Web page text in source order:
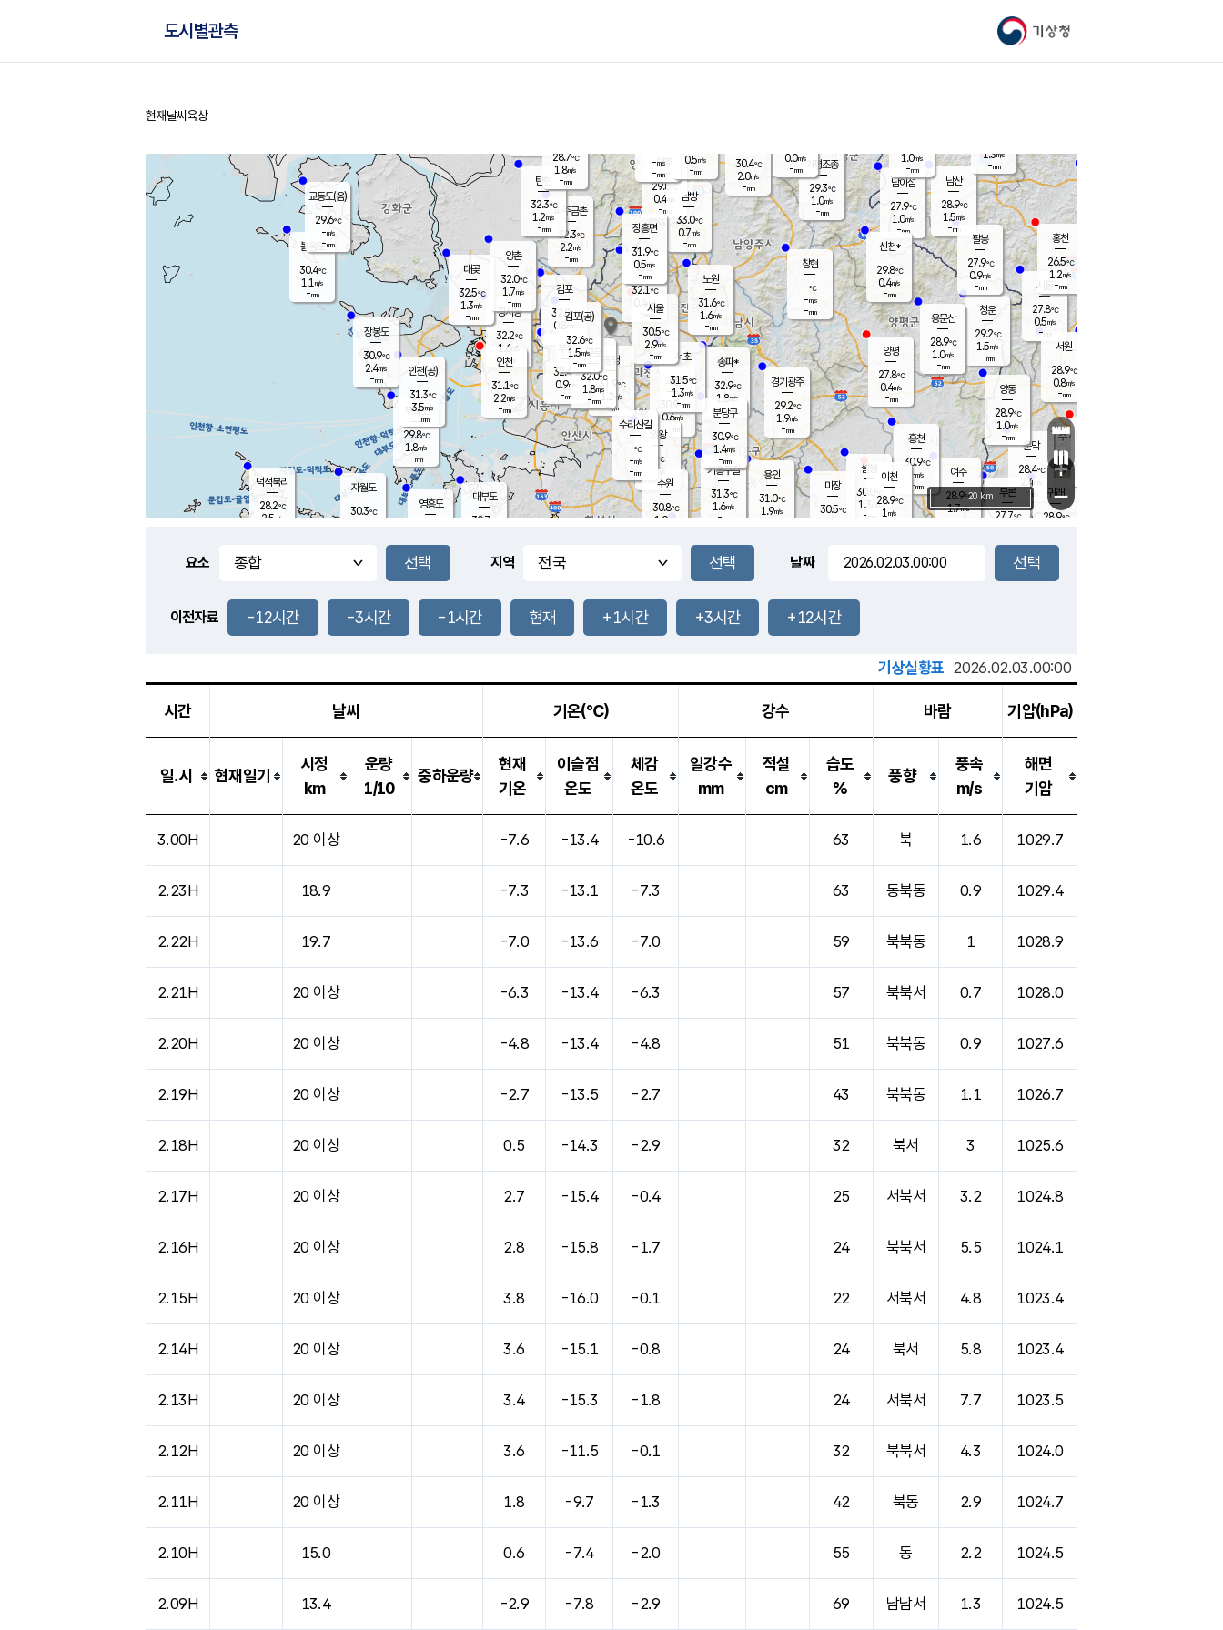
기상청
도시별관측
홈
현재날씨 육상
풍도
1.5m/s
문막
28.4℃
2.4m/s
mm
남이섬
27.9℃
1.0m/s
-mm
무의도
29.8℃
1.8m/s
-mm
영흥도
볼음도
30.4℃
1.1 m/s
-mm
자월도
30.3℃
양주
29.8℃
0.4
-mm
부론
27.7℃
과천
30.9℃
0.6m/s
- mm
남산
28.9℃
1.5m/s
-mm
장봉도
30.9℃
2.4m/s
-mm
-mm
청운
29.2℃
1.5m/s
-mm
팔봉
27.9℃
0.9m/s
-mm
-mm
용인
31.0℃
1.9m/s
여주
28.9℃
1.7m/s
양동
28.9℃
1.0m/s
-mm
경기광주
29.2℃
1.9m/s
-mm
장호원
1.0m/s
-mm
30.4
℃
대부도
30.7
-
경서동
32.2℃
1.6 m/s
-mm
파주금촌
32.3℃
2.2m/s
-mm
가평조종
29.3℃
1.0m/s
-mm
30.4℃
2.0m/s
-mm
대곶
32.5℃
1.3m/s
-mm
신천*
29.8℃
0.4m/s
-mm
창현
-℃
-m/s
-mm
탄현
32.3℃
1.2m/s
-mm
0.0m/s
-mm
31.6℃
2.0m/s
-mm
흥천
30.9℃
-m/s
-mm
마장
30.5℃
의왕
- ℃
m/s
mm
김포
32.0℃
0.8 m/s
mm
설봉
30.0
1.3 m/s
- mm
광명
31.9 ℃
1.2 m/s
-mm
부천
32.4℃
0.9m/s
-mm
-mm
양촌
32.0℃
1.7m/s
-mm
구로
32.0℃
1.8m/s
-mm
은평
32.1℃
0.4 m/s
- mm
노원
31.6℃
1.6m/s
-mm
송파*
32.9℃
1.8m/s
-mm
서초
31.5℃
1.3m/s
-mm
남방
33.0℃
0.7m/s
-mm
기흥구갈
31.3℃
1.6m/s
-
수리산길
-℃
-m/s
-mm
분당구
30.9℃
1.4m/s
-mm
장흥면
31.9℃
0.5m/s
-mm
-m/s
-mm
시동
27.8℃
0.5m/s
- mm
귀래
28.9℃
서원
28.9℃
0.8m/s
-mm
용문산
28.9℃
1.0m/s
-mm
덕적북리
28.2℃
2.5 m/s
인천(공)
31.3℃
3.5m/s
-mm
김포(공)
32.6℃
1.5m/s
-mm
교동도(음)
29.6℃
-m/s
-mm
홍천
26.5℃
1.2m/s
-mm
이천
28.9℃
1 m/s
양평
27.8℃
0.4m/s
-mm
수원
30.8℃
1.9m/s
인천
31.1℃
2.2m/s
-mm
서울
30.5℃
2.9m/s
-mm
1.3m/s
-mm
28.7℃
1.8m/s
-mm
0.5m/s
-mm
+
−
20 km
요소 지역 날짜
이전자료 -12시간 -3시간 -1시간 현재 +1시간 +3시간 +12시간
기상실황표 2026.02.03.00:00
시간 날씨 기온(℃) 강수 바람 기압(hPa)
일.시 현재일기
시정
km
운량
1/10
중하운량
현재
기온
이슬점
온도
체감
온도
일강수
mm
적설
cm
습도
%
풍향
풍속
m/s
해면
기압
3.00H 20 이상 -7.6 -13.4 -10.6 63 북 1.6 1029.7
2.23H 18.9 -7.3 -13.1 -7.3 63 동북동 0.9 1029.4
2.22H 19.7 -7.0 -13.6 -7.0 59 북북동 1 1028.9
2.21H 20 이상 -6.3 -13.4 -6.3 57 북북서 0.7 1028.0
2.20H 20 이상 -4.8 -13.4 -4.8 51 북북동 0.9 1027.6
2.19H 20 이상 -2.7 -13.5 -2.7 43 북북동 1.1 1026.7
2.18H 20 이상 0.5 -14.3 -2.9 32 북서 3 1025.6
2.17H 20 이상 2.7 -15.4 -0.4 25 서북서 3.2 1024.8
2.16H 20 이상 2.8 -15.8 -1.7 24 북북서 5.5 1024.1
2.15H 20 이상 3.8 -16.0 -0.1 22 서북서 4.8 1023.4
2.14H 20 이상 3.6 -15.1 -0.8 24 북서 5.8 1023.4
2.13H 20 이상 3.4 -15.3 -1.8 24 서북서 7.7 1023.5
2.12H 20 이상 3.6 -11.5 -0.1 32 북북서 4.3 1024.0
2.11H 20 이상 1.8 -9.7 -1.3 42 북동 2.9 1024.7
2.10H 15.0 0.6 -7.4 -2.0 55 동 2.2 1024.5
2.09H 13.4 -2.9 -7.8 -2.9 69 남남서 1.3 1024.5